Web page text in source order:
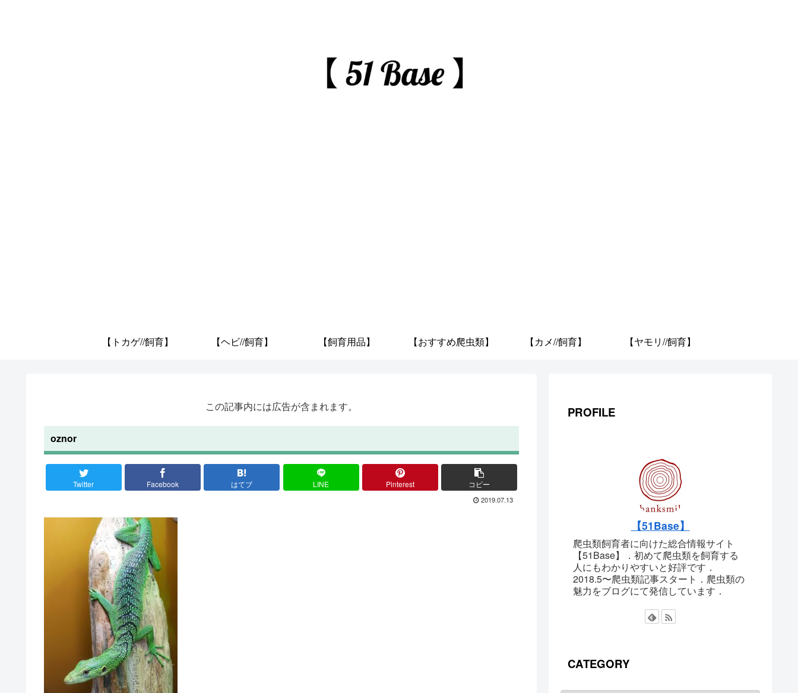
【トカゲ//飼育】 【ヘビ//飼育】 【飼育用品】 【おすすめ爬虫類】 【カメ//飼育】 【ヤモリ//飼育】
この記事内には広告が含まれます。
oznor
Twitter Facebook はてブ LINE Pinterest コピー
2019.07.13
PROFILE
【51Base】
爬虫類飼育者に向けた総合情報サイト
【51Base】．初めて爬虫類を飼育する
人にもわかりやすいと好評です．
2018.5〜爬虫類記事スタート．爬虫類の
魅力をブログにて発信しています．
CATEGORY